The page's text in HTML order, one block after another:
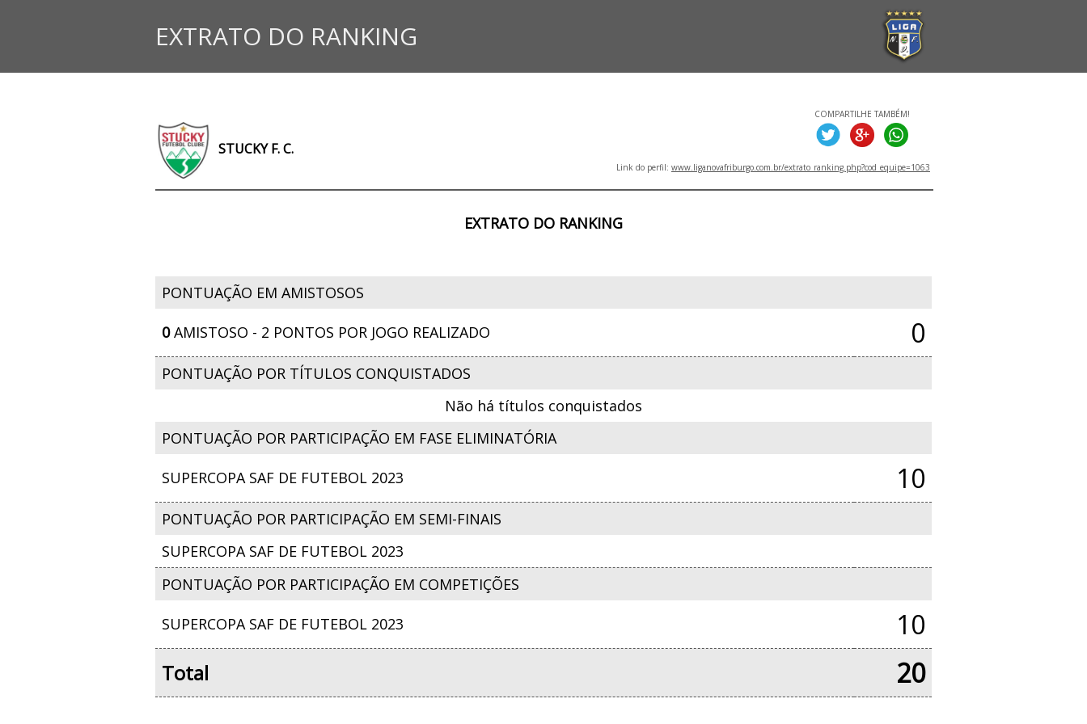
EXTRATO DO RANKING
STUCKY F. C.
COMPARTILHE TAMBÉM!
Link do perfil: www.liganovafriburgo.com.br/extrato_ranking.php?cod_equipe=1063
EXTRATO DO RANKING
PONTUAÇÃO EM AMISTOSOS
0AMISTOSO - 2 PONTOS POR JOGO REALIZADO 0
PONTUAÇÃO POR TÍTULOS CONQUISTADOS
Não há títulos conquistados
PONTUAÇÃO POR PARTICIPAÇÃO EM FASE ELIMINATÓRIA
SUPERCOPA SAF DE FUTEBOL 2023 10
PONTUAÇÃO POR PARTICIPAÇÃO EM SEMI-FINAIS
SUPERCOPA SAF DE FUTEBOL 2023
PONTUAÇÃO POR PARTICIPAÇÃO EM COMPETIÇÕES
SUPERCOPA SAF DE FUTEBOL 2023 10
Total 20